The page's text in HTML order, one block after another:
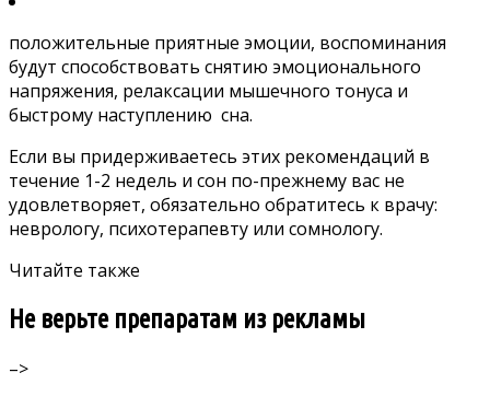
положительные приятные эмоции, воспоминания
будут способствовать снятию эмоционального
напряжения, релаксации мышечного тонуса и
быстрому наступлению сна.
Если вы придерживаетесь этих рекомендаций в
течение 1-2 недель и сон по-прежнему вас не
удовлетворяет, обязательно обратитесь к врачу:
неврологу, психотерапевту или сомнологу.
Читайте также
Не верьте препаратам из рекламы
–>